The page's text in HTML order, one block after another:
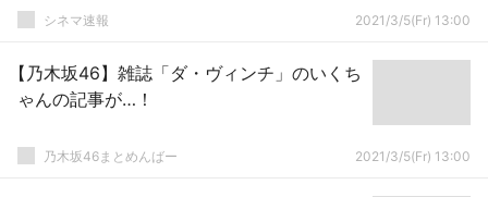
シネマ速報 2021/3/5(Fr) 13:00
【乃木坂46】雑誌「ダ・ヴィンチ」のいくち
ゃんの記事が…！
乃木坂46まとめんばー 2021/3/5(Fr) 13:00